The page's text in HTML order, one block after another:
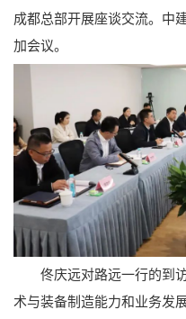
成都总部开展座谈交流。中
加会议。
佟庆远对路远一行的到访
术与装备制造能力和业务发